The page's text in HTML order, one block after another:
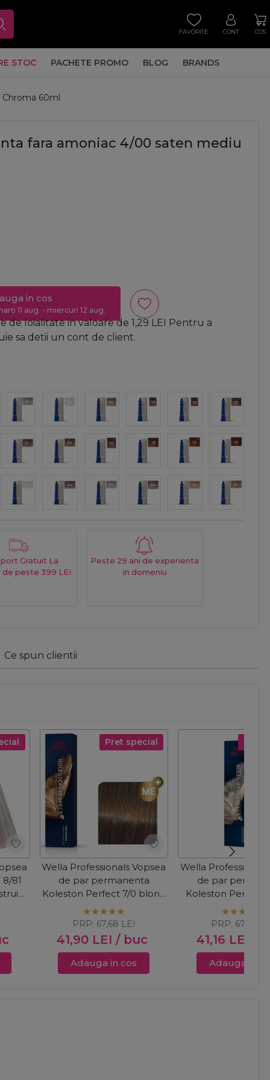
FAVORITE CONT COS
STOC PACHETE PROMO BLOG BRANDS
60ml
fara amoniac 4/00 saten mediu
in cos
11 aug. - miercuri 12 aug.
de loialitate in valoare de 1,29 LEI
Pentru a
sa detii un cont de client.
Gratuit La
de peste 399 LEI
Peste 29 ani de experienta
in domeniu
Ce spun clientii
81
Pret special
Wella Professionals Vopsea
de par permanenta
Koleston Perfect 7/0 blond
mediu 60ml
41,90 LEI / buc
PRP: 67,68 LEI
Adauga in cos
Wella
de par
Koleston Perfect
Blonde 12/96
violet 60ml
41,16 LEI
PRP: 67,68
Adauga in